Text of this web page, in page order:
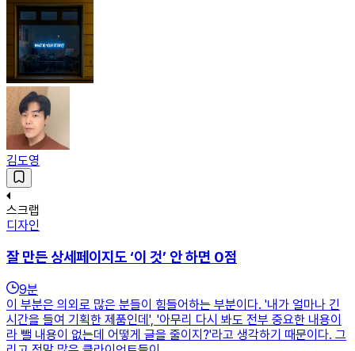
김도영
스크랩
디자인
잘 만든 상세페이지도 ‘이 것’ 안 하면 0점
9분
이 부분은 의외로 많은 분들이 힘들어하는 부분이다. '내가 얼마나 긴
시간을 들여 기획한 제품인데', '아무리 다시 봐도 전부 중요한 내용이
라 뺄 내용이 없는데 어떻게 글을 줄이지?'라고 생각하기 때문이다. 그